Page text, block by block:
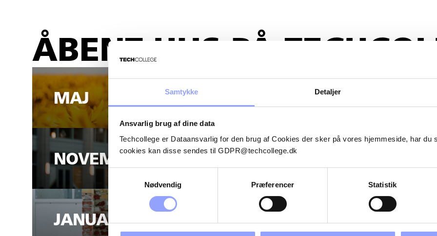
Samtykke Detaljer
Ansvarlig brug af dine data
Techcollege er Dataansvarlig for den brug af Cookies der sker på vores hjemmeside, har du
cookies kan disse sendes til GDPR@techcollege.dk
Nødvendig
Præferencer Statistik
ÅBENT HUS PÅ
MAJ
NOVEMBER
JANUAR